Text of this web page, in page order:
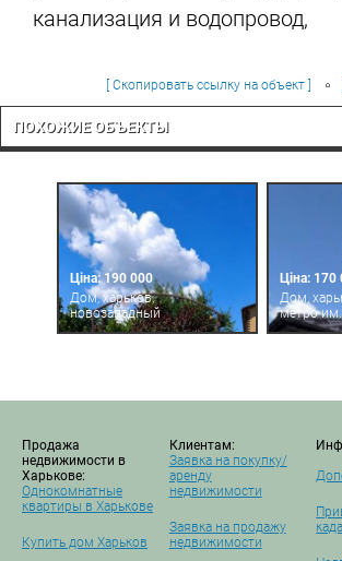
канализация и водопровод,
[ Скопировать ссылку на объект ]
ПОХОЖИЕ ОБЪЕКТЫ
Ціна: 190 000
Дом, харьков,
новозападный
Ціна: 170
Дом,
метро
Продажа
недвижимости в
Харькове:
Однокомнатные
квартиры в Харькове
Купить дом Харьков
Клиентам:
Заявка на покупку/
аренду
недвижимости
Заявка на продажу
недвижимости